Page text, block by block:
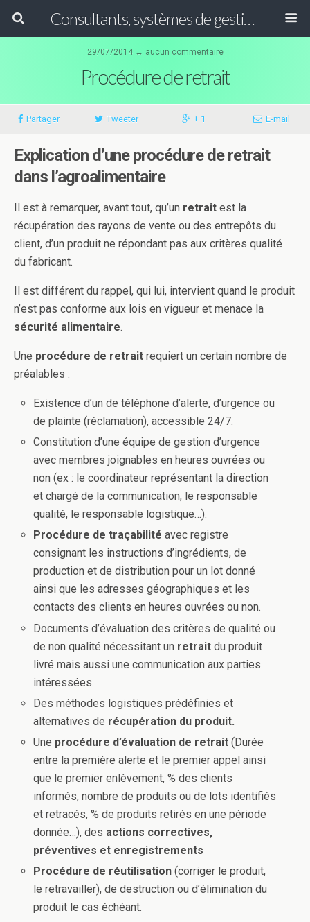
Consultants, systèmes de gestion ISO, HACCP et GFSI
29/07/2014 ↔ aucun commentaire
Procédure de retrait
Partager Tweeter + 1 E-mail
Explication d’une procédure de retrait
dans l’agroalimentaire
Il est à remarquer, avant tout, qu’un retrait est la
récupération des rayons de vente ou des entrepôts du
client, d’un produit ne répondant pas aux critères qualité
du fabricant.
Il est différent du rappel, qui lui, intervient quand le produit
n’est pas conforme aux lois en vigueur et menace la
sécurité alimentaire.
Une procédure de retrait requiert un certain nombre de
préalables :
Existence d’un de téléphone d’alerte, d’urgence ou
de plainte (réclamation), accessible 24/7.
Constitution d’une équipe de gestion d’urgence
avec membres joignables en heures ouvrées ou
non (ex : le coordinateur représentant la direction
et chargé de la communication, le responsable
qualité, le responsable logistique…).
Procédure de traçabilité avec registre
consignant les instructions d’ingrédients, de
production et de distribution pour un lot donné
ainsi que les adresses géographiques et les
contacts des clients en heures ouvrées ou non.
Documents d’évaluation des critères de qualité ou
de non qualité nécessitant un retrait du produit
livré mais aussi une communication aux parties
intéressées.
Des méthodes logistiques prédéfinies et
alternatives de récupération du produit.
Une procédure d’évaluation de retrait (Durée
entre la première alerte et le premier appel ainsi
que le premier enlèvement, % des clients
informés, nombre de produits ou de lots identifiés
et retracés, % de produits retirés en une période
donnée…), des actions correctives,
préventives et enregistrements
Procédure de réutilisation (corriger le produit,
le retravailler), de destruction ou d’élimination du
produit le cas échéant.